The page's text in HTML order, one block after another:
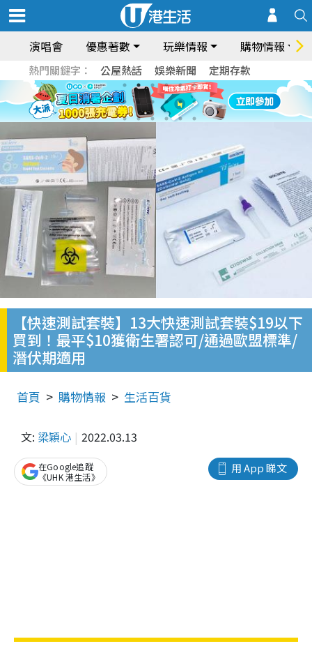
演唱會 優惠著數 玩樂情報 購物情報
熱門關鍵字： 公屋熱話 娛樂新聞 定期存款
【快速測試套裝】13大快速測試套裝$19以下
買到！最平$10獲衛生署認可/通過歐盟標準/
潛伏期適用
首頁 購物情報 生活百貨
文: 梁穎心 2022.03.13
用 App 睇文
在Google追蹤
《UHK 港生活》